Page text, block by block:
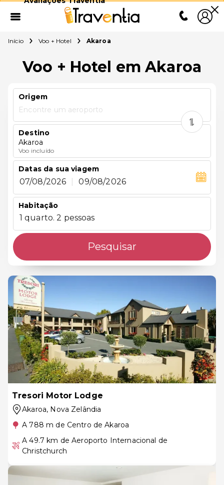
Início Voo + Hotel Akaroa
Voo + Hotel em Akaroa
Origem
Encontre um aeroporto
Destino
Akaroa
Voo incluído
Datas da sua viagem
07/08/2026 09/08/2026
Habitação
1 quarto. 2 pessoas
Pesquisar
Tresori Motor Lodge
Akaroa, Nova Zelândia
A 788 m de Centro de Akaroa
A 49.7 km de Aeroporto Internacional de
Christchurch